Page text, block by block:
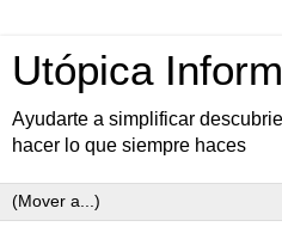
Utópica
Ayudarte a simplificar
hacer lo que siempre haces